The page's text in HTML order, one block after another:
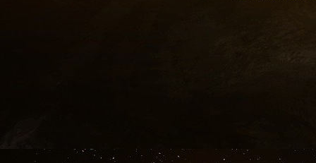
force de dissuasion nucléaire ?